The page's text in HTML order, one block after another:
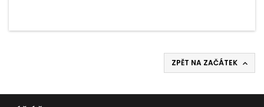
ZPĚT NA ZAČÁTEK 